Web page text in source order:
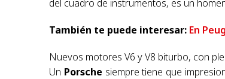
del cuadro de instrumentos, es un
También te puede interesar: En
Nuevos motores V6 y V8 biturbo, con
Un Porsche siempre tiene que